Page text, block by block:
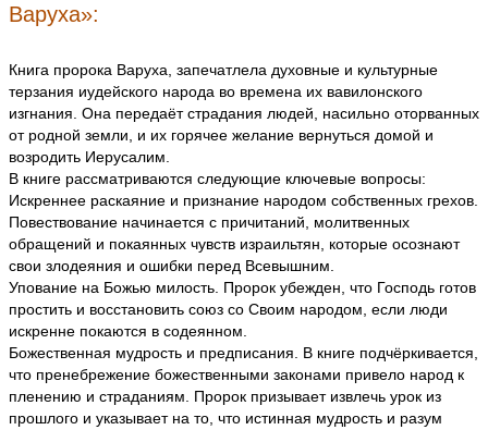
Варуха»:
Книга пророка Варуха, запечатлела духовные и культурные
терзания иудейского народа во времена их вавилонского
изгнания. Она передаёт страдания людей, насильно оторванных
от родной земли, и их горячее желание вернуться домой и
возродить Иерусалим.
В книге рассматриваются следующие ключевые вопросы:
Искреннее раскаяние и признание народом собственных грехов.
Повествование начинается с причитаний, молитвенных
обращений и покаянных чувств израильтян, которые осознают
свои злодеяния и ошибки перед Всевышним.
Упование на Божью милость. Пророк убежден, что Господь готов
простить и восстановить союз со Своим народом, если люди
искренне покаются в содеянном.
Божественная мудрость и предписания. В книге подчёркивается,
что пренебрежение божественными законами привело народ к
пленению и страданиям. Пророк призывает извлечь урок из
прошлого и указывает на то, что истинная мудрость и разум